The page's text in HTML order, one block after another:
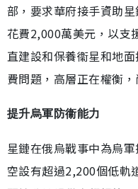
部，要求華府接手資助
花費2,000萬美元，以支
直建設和保養衞星和地
費問題，高層正在權衡，
提升烏軍防衞能力
星鏈在俄烏戰事中為烏
空設有超過2,200個低軌